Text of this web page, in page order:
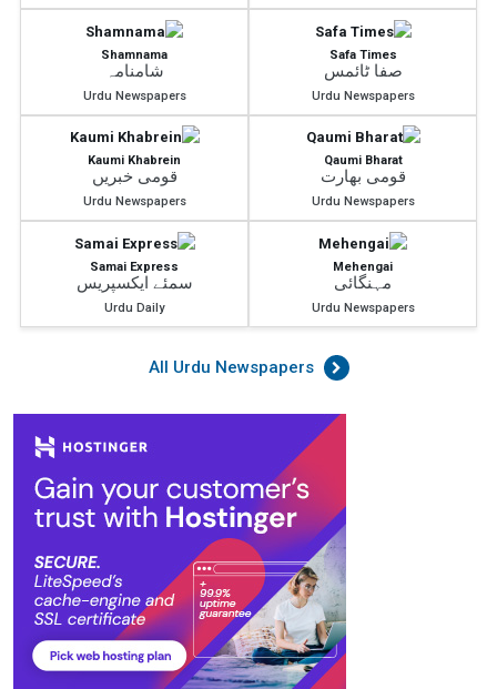
Safa Times
صفا ٹائمس
Urdu Newspapers
Shamnama
شامنامہ
Urdu Newspapers
Qaumi Bharat
قومی بھارت
Urdu Newspapers
Kaumi Khabrein
قومی خبریں
Urdu Newspapers
Mehengai
مہنگائی
Urdu Newspapers
Samai Express
سمئے ایکسپریس
Urdu Daily
All Urdu Newspapers